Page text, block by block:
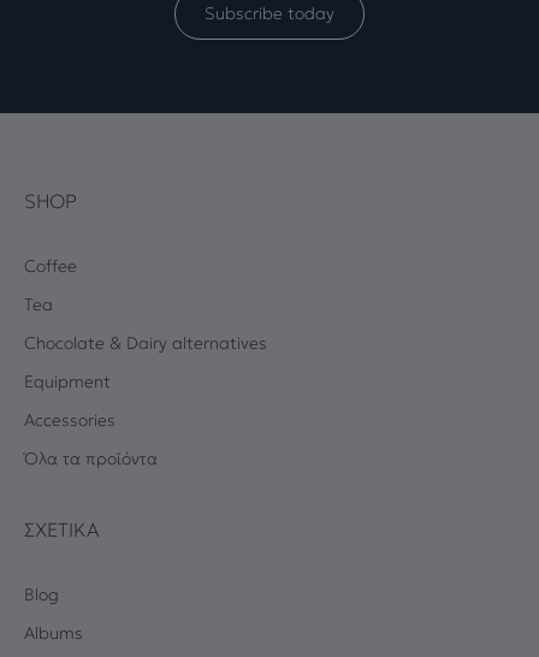
Subscribe today
SHOP
Coffee
Tea
Chocolate & Dairy alternatives
Equipment
Accessories
Όλα τα προϊόντα
ΣΧΕΤΙΚΆ
Blog
Albums